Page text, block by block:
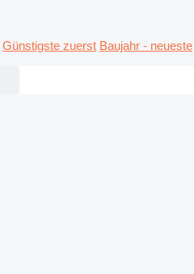
Günstigste zuerst Baujahr - neueste